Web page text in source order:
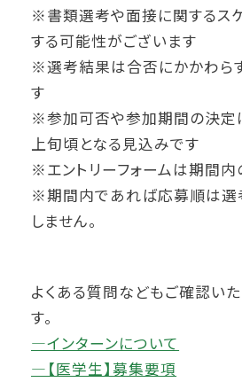
※書類選考や面接に関するス
する可能性がございます
※選考結果は合否にかかわら
す
※参加可否や参加期間の決定
上旬頃となる見込みです
※エントリーフォームは期間内
※期間内であれば応募順は選
しません。
よくある質問などもご確認い
す。
―インターンについて
―【医学生】募集要項